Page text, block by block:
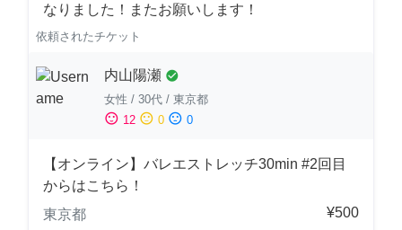
なりました！またお願いします！
依頼されたチケット
内山陽瀬 check_circle
女性 / 30代 / 東京都
sentiment_satisfied 12 sentiment_neutral 0 sentiment_dissatisfied 0
【オンライン】バレエストレッチ30min #2回目
からはこちら！
東京都
¥500